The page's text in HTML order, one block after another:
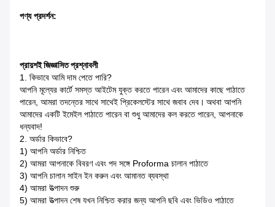
পণ্য প্রদর্শন:
প্রায়শই জিজ্ঞাসিত প্রশ্নাবলী
1. কিভাবে আমি দাম পেতে পারি?
আপনি মূল্যের কার্টে সমস্ত আইটেম যুক্ত করতে পারেন এবং আমাদের কাছে পাঠাতে
পারেন, আমরা তদন্তের সাথে সাথেই প্রিকেলস্টের সাথে জবাব দেব। অথবা আপনি
আমাদের একটি ইমেইল পাঠাতে পারেন বা শুধু আমাদের কল করতে পারেন, আপনাকে
ধন্যবাদ!
2. অর্ডার কিভাবে?
1) আপনি অর্ডার নিশ্চিত
2) আমরা আপনাকে বিবরণ এবং পদ সঙ্গে Proforma চালান পাঠাতে
3) আপনি চালান সাইন ইন করুন এবং আমানত ব্যবস্থা
4) আমরা উত্পাদন শুরু
5) আমরা উত্পাদন শেষ যখন নিশ্চিত করার জন্য আপনি ছবি এবং ভিডিও পাঠাতে